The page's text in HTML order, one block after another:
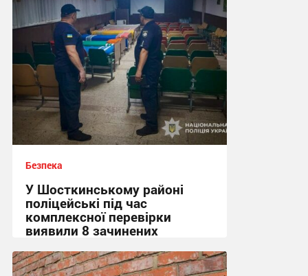
Безпека
У Шосткинському районі
поліцейські під час
комплексної перевірки
виявили 8 зачинених
15:36, 7.08.2026